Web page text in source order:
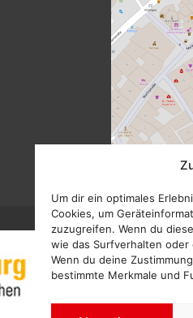
Um dir ein optimales
Cookies, um
zuzugreifen. Wenn du
wie das Surfverhalten
Wenn du deine
bestimmte Merkmale und
Größere
Impressum
Interne